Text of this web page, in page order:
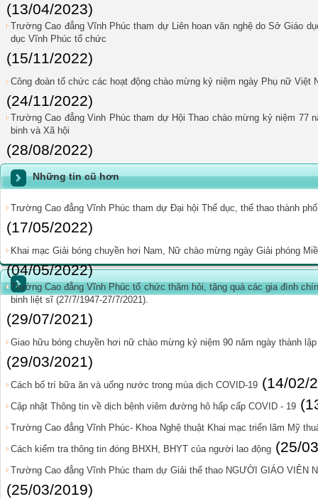
(13/04/2023)
Trường Cao đẳng Vĩnh Phúc tham dự Liên hoan văn nghệ do Sở Giáo
dục Vĩnh Phúc tổ chức
(15/11/2022)
Công đoàn tổ chức các hoạt động chào mừng kỷ niệm ngày Phụ nữ Việt
(24/11/2022)
Trường Cao đẳng Vinh Phúc tham dự Hội Thao chào mừng kỷ niệm 77
binh và Xã hội
(28/08/2022)
Những tin cũ hơn
Trường Cao đẳng Vĩnh Phúc tham dự Đại hội Thể dục, thể thao thành
(17/05/2022)
Khai mạc Giải bóng chuyền hơi Nam, Nữ chào mừng ngày Giải phóng
(04/05/2022)
Trường Cao đẳng Vĩnh Phúc tổ chức thăm hỏi, tặng quà các gia đình
binh liệt sĩ (27/7/1947-27/7/2021).
(29/07/2021)
Giao hữu bóng chuyền hơi nữ chào mừng kỷ niệm 90 năm ngày thành
(29/03/2021)
Cách bố trí bữa ăn và uống nước trong mùa dịch COVID-19 (14/02/
Cập nhật Thông tin về dịch bệnh viêm đường hô hấp cấp COVID - 19
Trường Cao đẳng Vĩnh Phúc- Khoa Nghệ thuật Khai mạc triển lãm Mỹ
Cách kiểm tra thông tin đóng BHXH, BHYT của người lao động (25/
Trường Cao đẳng Vĩnh Phúc tham dự Giải thể thao NGƯỜI GIÁO VIÊN
(25/03/2019)